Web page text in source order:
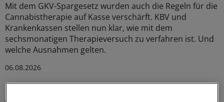
Mit dem GKV-Spargesetz wurden auch die Regeln für die
Cannabistherapie auf Kasse verschärft. KBV und
Krankenkassen stellen nun klar, wie mit dem
sechsmonatigen Therapieversuch zu verfahren ist. Und
welche Ausnahmen gelten.
06.08.2026